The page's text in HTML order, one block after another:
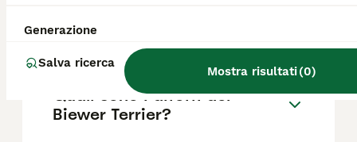
Generazione
Salva ricerca
Mostra risultati(0)
Terrier?
Quali sono i difetti del
Biewer Terrier?